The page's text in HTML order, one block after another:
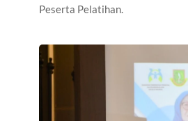
Peserta Pelatihan.